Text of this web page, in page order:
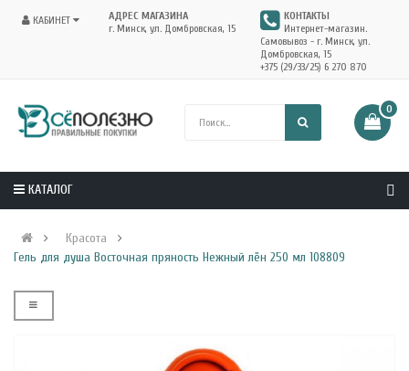
КАБИНЕТ
АДРЕС МАГАЗИНА
г. Минск, ул. Домбровская, 15
КОНТАКТЫ
Интернет-магазин.
Самовывоз - г. Минск, ул.
Домбровская, 15
+375 (29/33/25) 6 270 870
0
КАТАЛОГ
Красота
Гель для душа Восточная пряность Нежный лён 250 мл 108809